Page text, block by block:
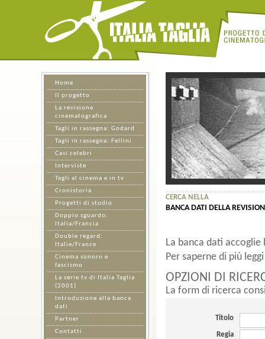
CERCA NELLA
BANCA DATI DELLA
La banca dati
Per saperne di più
OPZIONI DI
La form di ricerca
Titolo
Regia
Home
Il progetto
La revisione
cinematografica
Tagli in rassegna: Godard
Tagli in rassegna: Fellini
Casi celebri
Interviste
Tagli al cinema e in tv
Cronistoria
Progetti di studio
Doppio sguardo:
Italia/Francia
Double regard:
Italie/France
Cinema sonoro e
fascismo
La serie tv di Italia Taglia
(2001)
Introduzione alla banca
dati
Partner
Contatti